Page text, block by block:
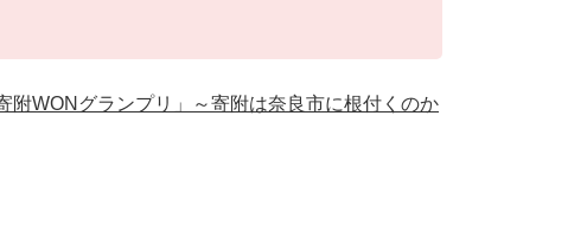
附WONグランプリ」～寄附は奈良市に根付くのか